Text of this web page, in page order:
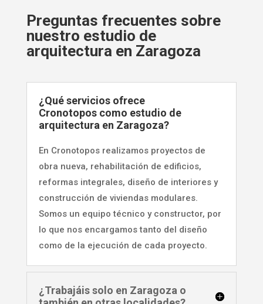
Preguntas frecuentes sobre
nuestro estudio de
arquitectura en Zaragoza
¿Qué servicios ofrece
Cronotopos como estudio de
arquitectura en Zaragoza?
En Cronotopos realizamos proyectos de
obra nueva, rehabilitación de edificios,
reformas integrales, diseño de interiores y
construcción de viviendas modulares.
Somos un equipo técnico y constructor, por
lo que nos encargamos tanto del diseño
como de la ejecución de cada proyecto.
¿Trabajáis solo en Zaragoza o